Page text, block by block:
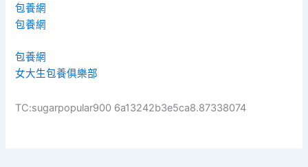
包養網
包養網
包養網
女大生包養俱樂部
TC:sugarpopular900 6a13242b3e5ca8.87338074